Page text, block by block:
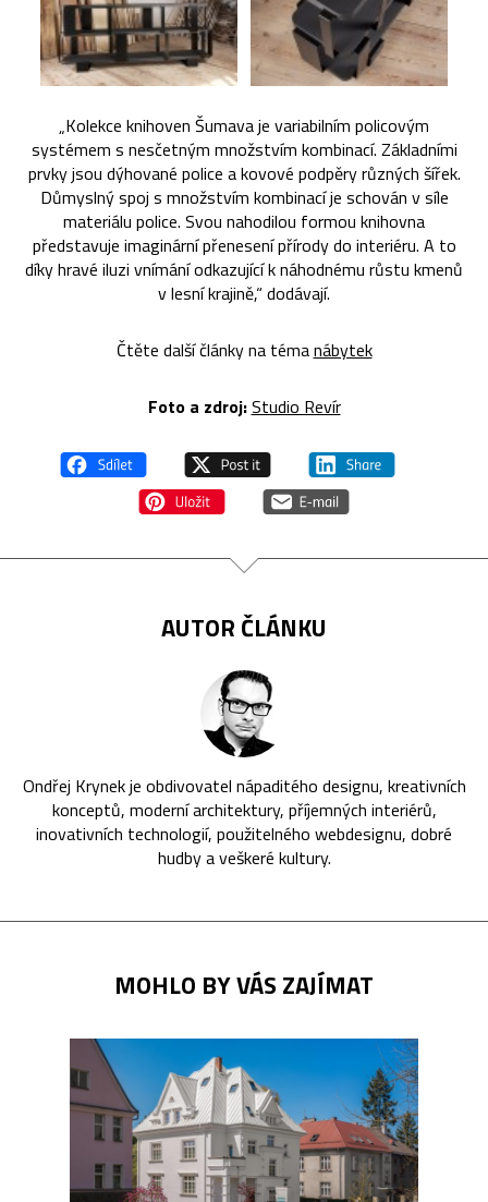
„Kolekce knihoven Šumava je variabilním policovým
systémem s nesčetným množstvím kombinací. Základními
prvky jsou dýhované police a kovové podpěry různých šířek.
Důmyslný spoj s množstvím kombinací je schován v síle
materiálu police. Svou nahodilou formou knihovna
představuje imaginární přenesení přírody do interiéru. A to
díky hravé iluzi vnímání odkazující k náhodnému růstu kmenů
v lesní krajině,“ dodávají.
Čtěte další články na témanábytek
Foto a zdroj:Studio Revír
AUTOR ČLÁNKU
Ondřej Krynek je obdivovatel nápaditého designu, kreativních
konceptů, moderní architektury, příjemných interiérů,
inovativních technologií, použitelného webdesignu, dobré
hudby a veškeré kultury.
MOHLO BY VÁS ZAJÍMAT